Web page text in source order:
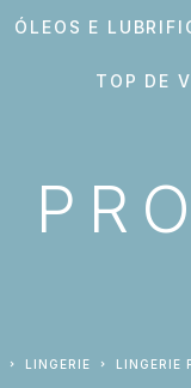
ÓLEOS E
TOP DE
LINGERIE LINGERIE